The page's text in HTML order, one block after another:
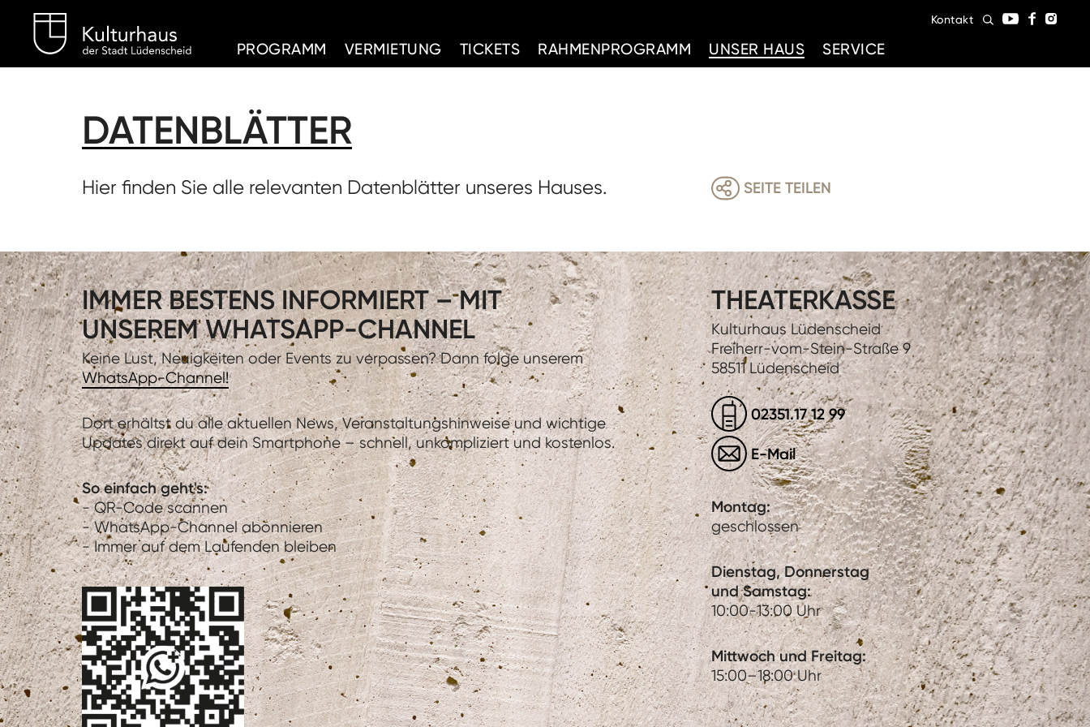
PROGRAMM
VERMIETUNG TICKETS RAHMENPROGRAMM UNSER HAUS SERVICE
Kontakt
DATENBLÄTTER
Hier finden Sie alle relevanten Datenblätter unseres Hauses. SEITE TEILEN
IMMER BESTENS INFORMIERT – MIT
UNSEREM WHATSAPP-CHANNEL
Keine Lust, Neuigkeiten oder Events zu verpassen? Dann folge unserem
WhatsApp-Channel!
Dort erhältst du alle aktuellen News, Veranstaltungshinweise und wichtige
Updates direkt auf dein Smartphone – schnell, unkompliziert und kostenlos.
So einfach geht's:
- QR-Code scannen
- WhatsApp-Channel abonnieren
- Immer auf dem Laufenden bleiben
THEATERKASSE
Kulturhaus Lüdenscheid
Freiherr-vom-Stein-Straße 9
58511 Lüdenscheid
02351.17 12 99
E-Mail
Montag:
geschlossen
Dienstag, Donnerstag
und Samstag:
10:00-13:00 Uhr
Mittwoch und Freitag:
15:00–18:00 Uhr